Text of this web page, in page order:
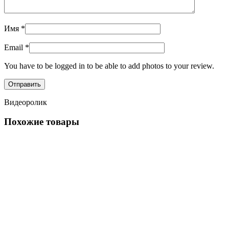
Имя *
Email *
You have to be logged in to be able to add photos to your review.
Видеоролик
Похожие товары